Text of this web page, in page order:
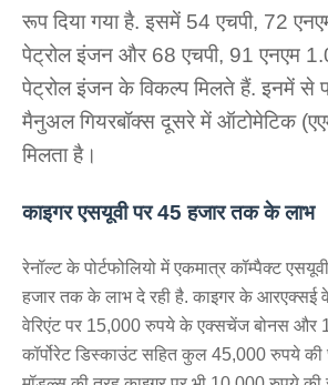
रूप दिया गया है. इसमें 54 एचपी, 72
पेट्रोल इंजन और 68 एचपी, 91 एनएम
पेट्रोल इंजन के विकल्प मिलते हैं. इनमें से
मैनुअल गियरबॉक्स दूसरे में ऑटोमेटिक
मिलता है।
काइगर एसयूवी पर 45 हजार तक के लाभ
रेनॉल्ट के पोर्टफोलियो में एकमात्र कॉम्पैक्ट
हजार तक के लाभ दे रही है. काइगर के आरएक्‍सई
वेरिएंट पर 15,000 रुपये के एक्सचेंज बोनस और
कॉर्पोरेट डिस्काउंट सहित कुल 45,000 रुपये की